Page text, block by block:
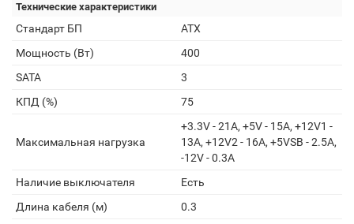
Технические характеристики
Стандарт БП
ATX
Мощность (Вт)
400
SATA
3
КПД (%)
75
Максимальная нагрузка
+3.3V - 21A, +5V - 15A, +12V1 -
13A, +12V2 - 16A, +5VSB - 2.5A,
-12V - 0.3A
Наличие выключателя
Есть
Длина кабеля (м)
0.3